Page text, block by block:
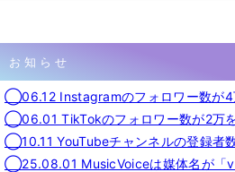
お知らせ
◯06.12 Instagramのフォロワー数が4
◯06.01 TikTokのフォロワー数が2万を
◯10.11 YouTubeチャンネルの登録者
◯25.08.01 MusicVoiceは媒体名が「